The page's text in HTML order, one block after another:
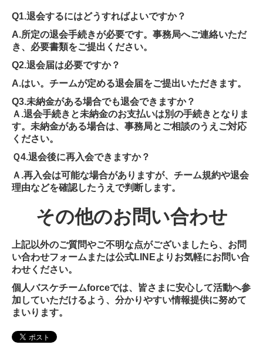
Q1.退会するにはどうすればよいですか？
A.所定の退会手続きが必要です。事務局へご連絡いただ
き、必要書類をご提出ください。
Q2.退会届は必要ですか？
A.はい。チームが定める退会届をご提出いただきます。
Q3.未納金がある場合でも退会できますか？
Ａ.退会手続きと未納金のお支払いは別の手続きとなりま
す。未納金がある場合は、事務局とご相談のうえご対応
ください。
Ｑ4.退会後に再入会できますか？
Ａ.再入会は可能な場合がありますが、チーム規約や退会
理由などを確認したうえで判断します。
その他のお問い合わせ
上記以外のご質問やご不明な点がございましたら、お問
い合わせフォームまたは公式LINEよりお気軽にお問い合
わせください。
個人バスケチームforceでは、皆さまに安心して活動へ参
加していただけるよう、分かりやすい情報提供に努めて
まいります。